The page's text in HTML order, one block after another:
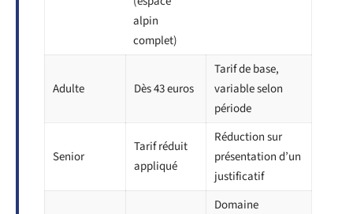
alpin
complet)
Adulte Dès 43 euros
Tarif de base,
variable selon
période
Senior
Tarif réduit
appliqué
Réduction sur
présentation d’un
justificatif
Domaine